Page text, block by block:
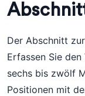
Der Abschnitt
Erfassen Sie
sechs bis zwölf
Positionen mit